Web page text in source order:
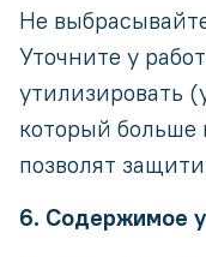
Не
Уточните у
утилизировать
который больше
позволят
6. Содержимое